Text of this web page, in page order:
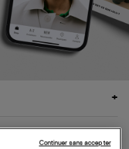
Continuer sans accepter